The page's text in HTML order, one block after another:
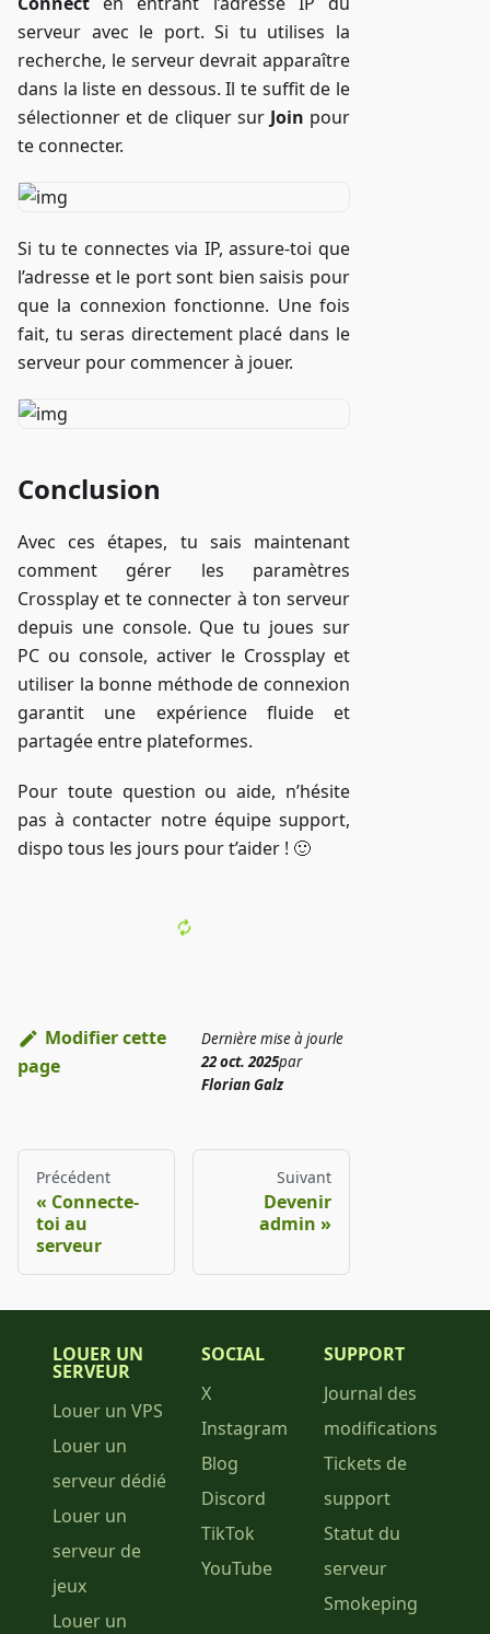
serveur avec le port. Si tu utilises la
recherche, le serveur devrait apparaître
dans la liste en dessous. Il te suffit de le
sélectionner et de cliquer sur Join pour
te connecter.
Si tu te connectes via IP, assure-toi que
l’adresse et le port sont bien saisis pour
que la connexion fonctionne. Une fois
fait, tu seras directement placé dans le
serveur pour commencer à jouer.
Conclusion
Avec ces étapes, tu sais maintenant
comment gérer les paramètres
Crossplay et te connecter à ton serveur
depuis une console. Que tu joues sur
PC ou console, activer le Crossplay et
utiliser la bonne méthode de connexion
garantit une expérience fluide et
partagée entre plateformes.
Pour toute question ou aide, n’hésite
pas à contacter notre équipe support,
dispo tous les jours pour t’aider ! 🙂
Modifier cette
page
Dernière mise à jourle
22 oct. 2025par
Florian Galz
Précédent
Connecte-
toi au
serveur
Suivant
Devenir
admin
LOUER UN
SERVEUR
Louer un VPS
Louer un
serveur dédié
Louer un
serveur de
jeux
Louer un
SOCIAL
X
Instagram
Blog
Discord
TikTok
YouTube
SUPPORT
Journal des
modifications
Tickets de
support
Statut du
serveur
Smokeping